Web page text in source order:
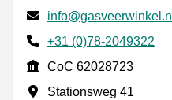
E-mail
info@gasveerwinkel.nl
Phone number
+31 (0)78-2049322
CoC
CoC 62028723
Adresse professionnelle
Stationsweg 41